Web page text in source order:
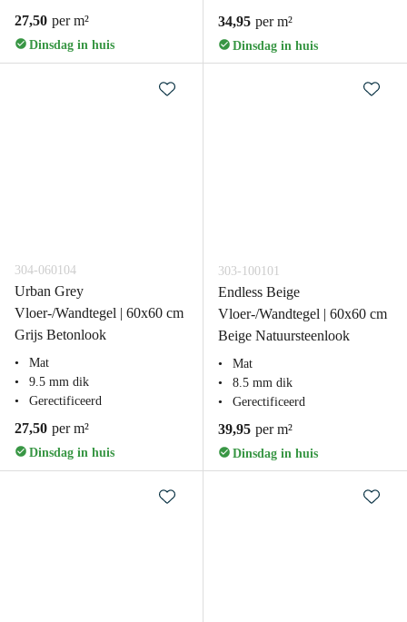
27,50 per m²
Dinsdag in huis
34,95 per m²
Dinsdag in huis
304-060104
Urban Grey
Vloer-/Wandtegel | 60x60 cm
Grijs Betonlook
Mat
9.5 mm dik
Gerectificeerd
27,50 per m²
Dinsdag in huis
303-100101
Endless Beige
Vloer-/Wandtegel | 60x60 cm
Beige Natuursteenlook
Mat
8.5 mm dik
Gerectificeerd
39,95 per m²
Dinsdag in huis